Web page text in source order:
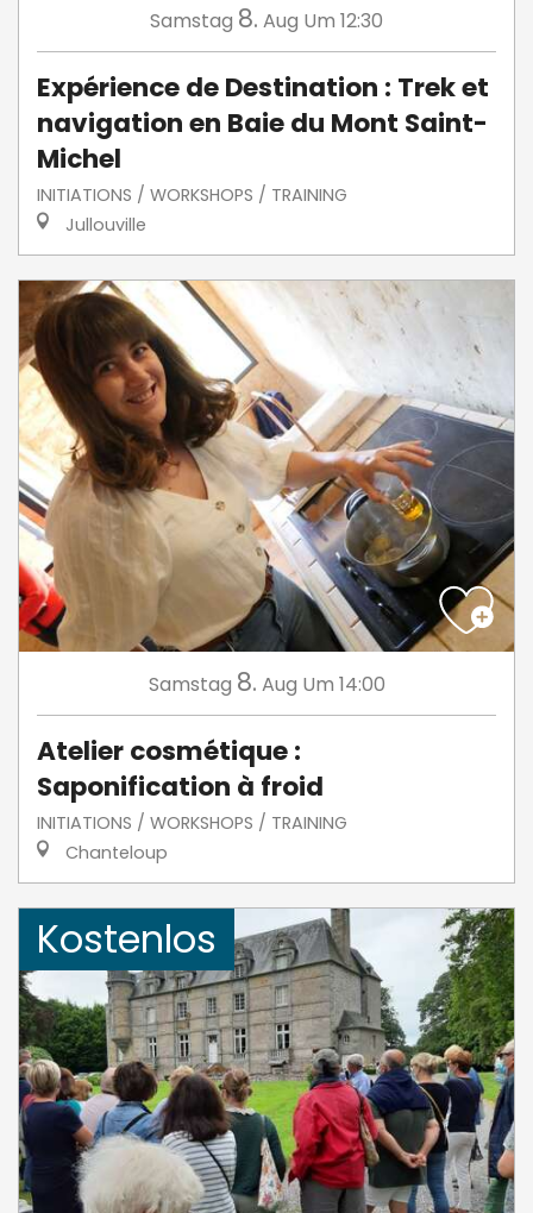
Samstag 8. Aug Um 12:30
Expérience de Destination : Trek et
navigation en Baie du Mont Saint-
Michel
INITIATIONS / WORKSHOPS / TRAINING
Jullouville
Samstag 8. Aug Um 14:00
Atelier cosmétique :
Saponification à froid
INITIATIONS / WORKSHOPS / TRAINING
Chanteloup
Kostenlos